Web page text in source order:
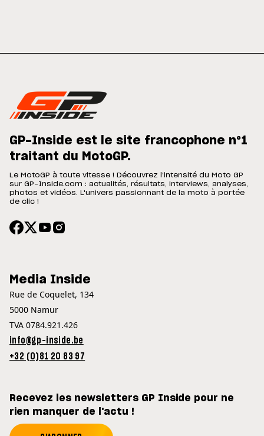
GP-Inside est le site francophone n°1
traitant du MotoGP.
Le MotoGP à toute vitesse ! Découvrez l'intensité du Moto GP
sur GP-Inside.com : actualités, résultats, interviews, analyses,
photos et vidéos. L'univers passionnant de la moto à portée
de clic !
Media Inside
Rue de Coquelet, 134
5000 Namur
TVA 0784.921.426
info@gp-inside.be
+32 (0)81 20 83 97
Recevez les newsletters GP Inside pour ne
rien manquer de l'actu !